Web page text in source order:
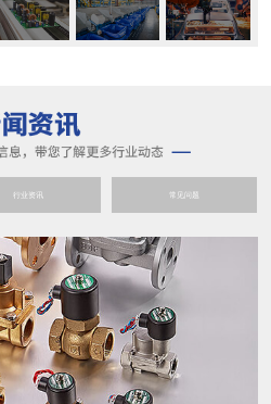
行业资讯 常见问题